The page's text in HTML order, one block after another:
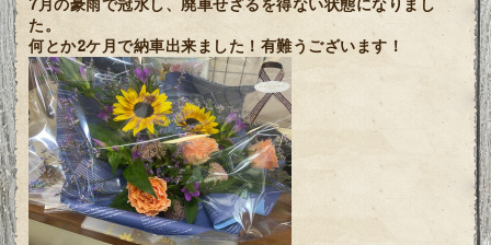
7月の豪雨で冠水し、廃車せざるを得ない状態になりまし
た。
何とか2ケ月で納車出来ました！有難うございます！